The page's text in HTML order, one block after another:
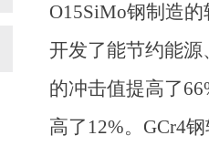
O15SiMo钢制造
开发了能节约能源
的冲击值提高了
高了12%。GCr4